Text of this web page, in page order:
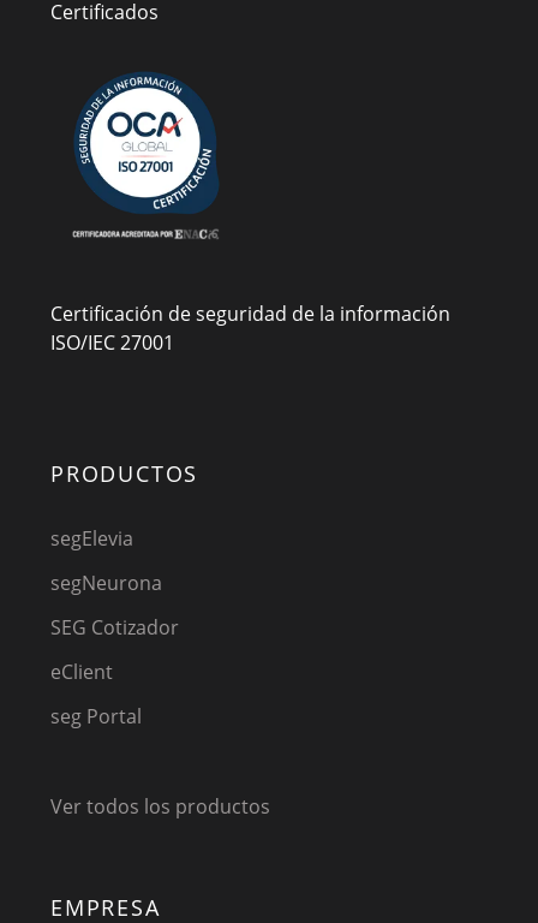
Certificados
Certificación de seguridad de la información
ISO/IEC 27001
PRODUCTOS
segElevia
segNeurona
SEG Cotizador
eClient
seg Portal
Ver todos los productos
EMPRESA